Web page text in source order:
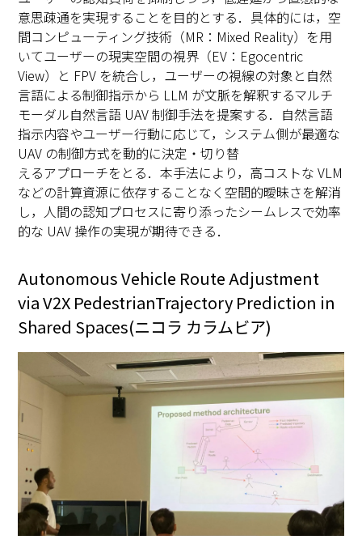
意思疎通を実現することを目的とする．具体的には，空
間コンピューティング技術（MR：Mixed Reality）を用
いてユーザーの現実空間の視界（EV：Egocentric
View）と FPV を統合し，ユーザーの視線の対象と自然
言語による制御指示から LLM が文脈を解釈するマルチ
モーダル自然言語 UAV 制御手法を提案する．自然言語
指示内容やユーザー行動に応じて，システム側が最適な
UAV の制御方式を動的に決定・切り替
えるアプローチをとる．本手法により，高コストな VLM
などの計算資源に依存することなく空間的曖昧さを解消
し，人間の認知プロセスに寄り添ったシームレスで効率
的な UAV 操作の実現が期待できる．
Autonomous Vehicle Route Adjustment
via V2X PedestrianTrajectory Prediction in
Shared Spaces(ニコラ カラムビア)